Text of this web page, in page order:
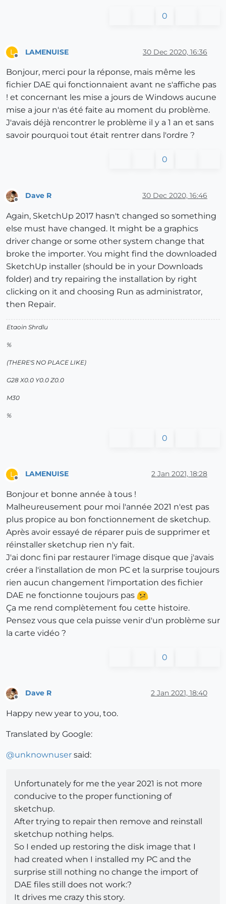
0
L LAMENUISE 30 Dec 2020, 16:36
Bonjour, merci pour la réponse, mais même les
fichier DAE qui fonctionnaient avant ne s'affiche pas
! et concernant les mise a jours de Windows aucune
mise a jour n'as été faite au moment du problème.
J'avais déjà rencontrer le problème il y a 1 an et sans
savoir pourquoi tout était rentrer dans l'ordre ?
0
Offline
Dave R 30 Dec 2020, 16:46
Again, SketchUp 2017 hasn't changed so something
else must have changed. It might be a graphics
driver change or some other system change that
broke the importer. You might find the downloaded
SketchUp installer (should be in your Downloads
folder) and try repairing the installation by right
clicking on it and choosing Run as administrator,
then Repair.
Etaoin Shrdlu
%
(THERE'S NO PLACE LIKE)
G28 X0.0 Y0.0 Z0.0
M30
%
0
L
Offline
LAMENUISE 2 Jan 2021, 18:28
Bonjour et bonne année à tous !
Malheureusement pour moi l'année 2021 n'est pas
plus propice au bon fonctionnement de sketchup.
Après avoir essayé de réparer puis de supprimer et
réinstaller sketchup rien n'y fait.
J'ai donc fini par restaurer l'image disque que j'avais
créer a l'installation de mon PC et la surprise toujours
rien aucun changement l'importation des fichier
DAE ne fonctionne toujours pas
Ça me rend complètement fou cette histoire.
Pensez vous que cela puisse venir d'un problème sur
la carte vidéo ?
0
Dave R 2 Jan 2021, 18:40
Happy new year to you, too.
Translated by Google:
@unknownuser said:
Unfortunately for me the year 2021 is not more
conducive to the proper functioning of
sketchup.
After trying to repair then remove and reinstall
sketchup nothing helps.
So I ended up restoring the disk image that I
had created when I installed my PC and the
surprise still nothing no change the import of
DAE files still does not work:?
It drives me crazy this story.